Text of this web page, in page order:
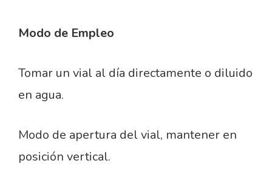
Modo de Empleo
Tomar un vial al día directamente o diluido
en agua.
Modo de apertura del vial, mantener en
posición vertical.